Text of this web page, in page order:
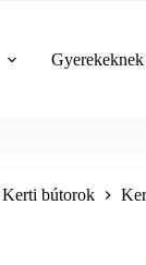
Gyerekeknek
Kerti bútorok